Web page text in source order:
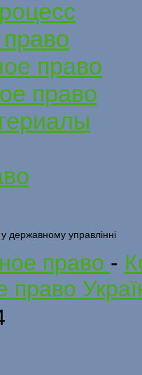
право
право
державному управлінні
право -
право